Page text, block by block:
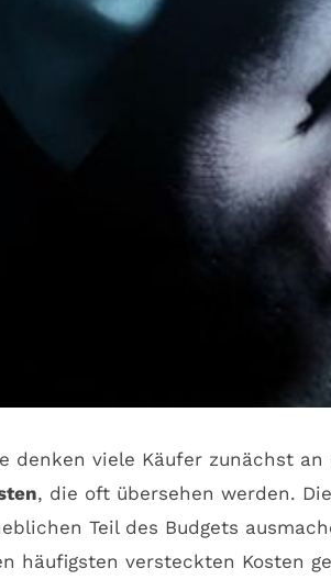
denken viele Käufer zunächst
, die oft übersehen werden.
Teil des Budgets
häufigsten versteckten Kosten